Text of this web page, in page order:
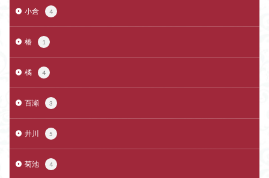
小倉 4
椿 1
橘 4
百瀬 3
井川 5
菊池 4